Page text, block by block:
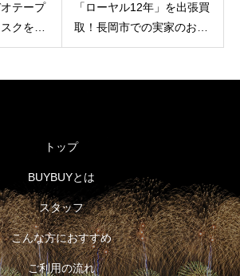
テープ
クを長
外な骨
「ローヤル12年」を出張買
取！長岡市での実家のお片
付けで古いお酒に価値が付
トップ
BUYBUYとは
スタッフ
こんな方におすすめ
ご利用の流れ